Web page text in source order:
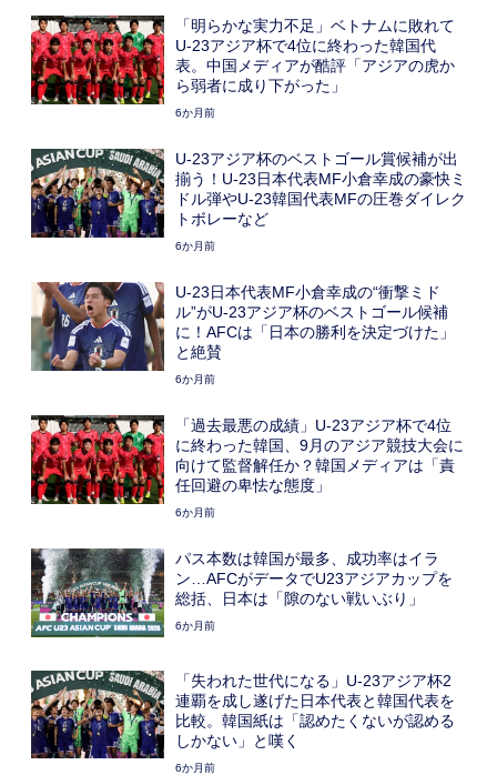
「明らかな実力不足」ベトナムに敗れて
U-23アジア杯で4位に終わった韓国代
表。中国メディアが酷評「アジアの虎か
ら弱者に成り下がった」
6か月前
U-23アジア杯のベストゴール賞候補が出
揃う！U-23日本代表MF小倉幸成の豪快ミ
ドル弾やU-23韓国代表MFの圧巻ダイレク
トボレーなど
6か月前
U-23日本代表MF小倉幸成の“衝撃ミド
ル”がU-23アジア杯のベストゴール候補
に！AFCは「日本の勝利を決定づけた」
と絶賛
6か月前
「過去最悪の成績」U-23アジア杯で4位
に終わった韓国、9月のアジア競技大会に
向けて監督解任か？韓国メディアは「責
任回避の卑怯な態度」
6か月前
パス本数は韓国が最多、成功率はイラ
ン…AFCがデータでU23アジアカップを
総括、日本は「隙のない戦いぶり」
6か月前
「失われた世代になる」U-23アジア杯2
連覇を成し遂げた日本代表と韓国代表を
比較。韓国紙は「認めたくないが認める
しかない」と嘆く
6か月前